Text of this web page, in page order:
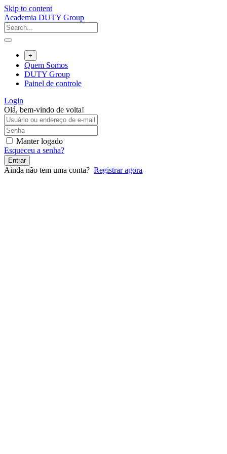
Skip to content
Academia DUTY Group
+
Quem Somos
DUTY Group
Painel de controle
Login
Olá, bem-vindo de volta!
Manter logado
Esqueceu a senha?
Entrar
Ainda não tem uma conta? Registrar agora